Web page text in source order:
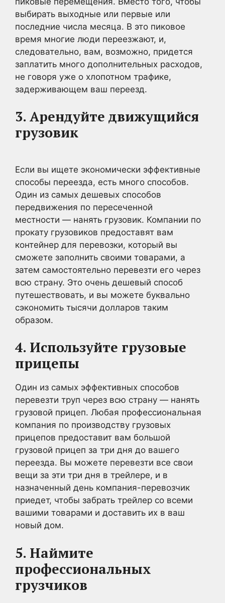
выбирать выходные или первые или
последние числа месяца. В это пиковое
время многие люди переезжают, и,
следовательно, вам, возможно, придется
заплатить много дополнительных расходов,
не говоря уже о хлопотном трафике,
задерживающем ваш переезд.
3. Арендуйте движущийся
грузовик
Если вы ищете экономически эффективные
способы переезда, есть много способов.
Один из самых дешевых способов
передвижения по пересеченной
местности — нанять грузовик. Компании по
прокату грузовиков предоставят вам
контейнер для перевозки, который вы
сможете заполнить своими товарами, а
затем самостоятельно перевезти его через
всю страну. Это очень дешевый способ
путешествовать, и вы можете буквально
сэкономить тысячи долларов таким
образом.
4. Используйте грузовые
прицепы
Один из самых эффективных способов
перевезти труп через всю страну — нанять
грузовой прицеп. Любая профессиональная
компания по производству грузовых
прицепов предоставит вам большой
грузовой прицеп за три дня до вашего
переезда. Вы можете перевезти все свои
вещи за эти три дня в трейлере, и в
назначенный день компания-перевозчик
приедет, чтобы забрать трейлер со всеми
вашими товарами и доставить их в ваш
новый дом.
5. Наймите
профессиональных
грузчиков